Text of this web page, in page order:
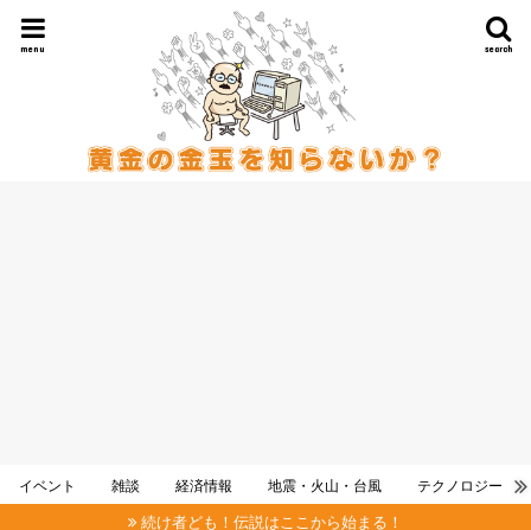
search
menu
イベント 雑談 経済情報 地震・火山・台風 テクノロジー
続け者ども！伝説はここから始まる！